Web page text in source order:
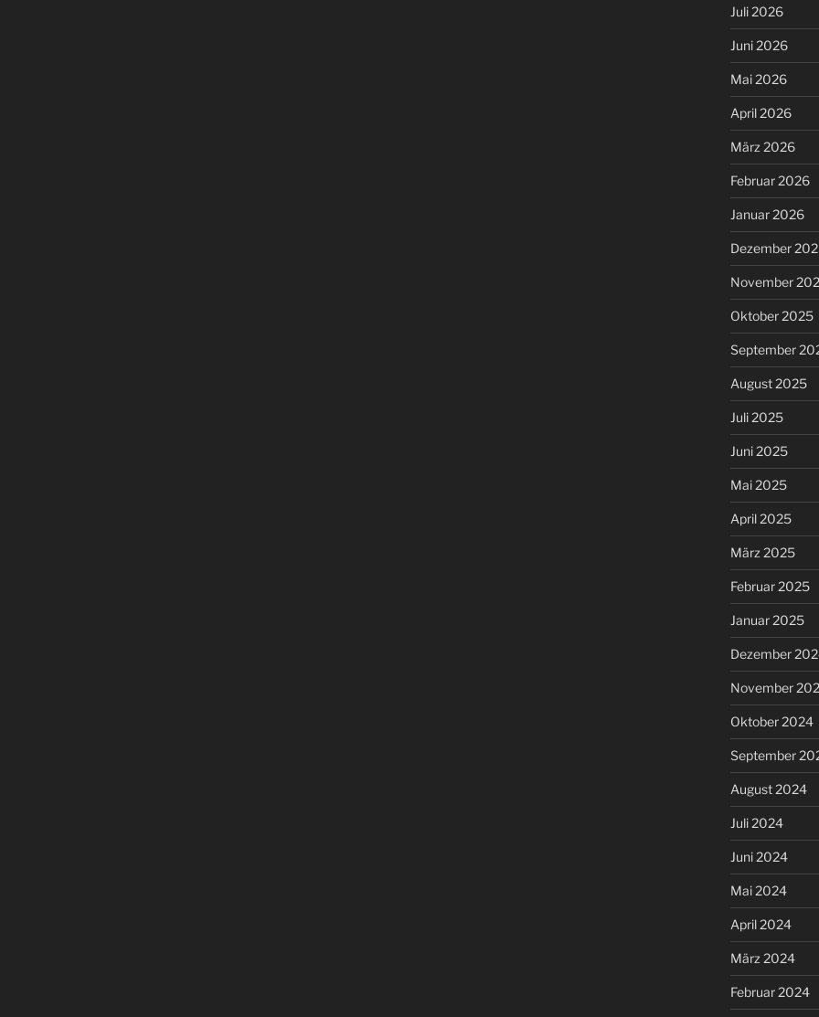
Juli 2026
Juni 2026
Mai 2026
April 2026
März 2026
Februar 2026
Januar 2026
Dezember
November
Oktober 2025
September
August 2025
Juli 2025
Juni 2025
Mai 2025
April 2025
März 2025
Februar 2025
Januar 2025
Dezember
November
Oktober 2024
September
August 2024
Juli 2024
Juni 2024
Mai 2024
April 2024
März 2024
Februar 2024